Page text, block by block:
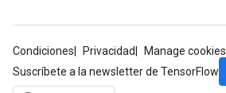
Condiciones Privacidad
Manage cookies
Suscríbete a la newsletter de TensorFlow